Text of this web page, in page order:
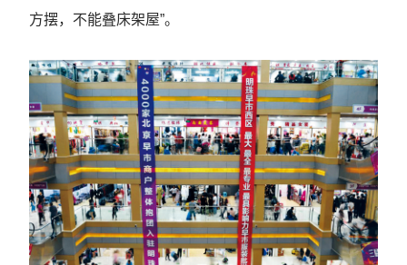
方摆，不能叠床架屋”。